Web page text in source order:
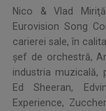
Nico & Vlad
Eurovision Song
carierei sale, în
şef de orchestră,
industria muzicală,
Ed Sheeran,
Experience,